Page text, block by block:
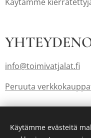
info@toimivatjalat.fi
Peruuta
Käytämme evästeitä